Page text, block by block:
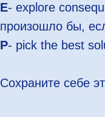
E- explore
произошло бы,
P- pick the best
Сохраните себе